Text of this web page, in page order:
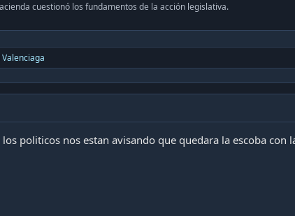
cuestionó los fundamentos de la acción legislativa.
Valenciaga
los politicos nos estan avisando que quedara la escoba